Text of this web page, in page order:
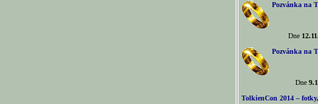
Pozvánka na
Dne
Pozvánka na
Dne
TolkienCon 2014 –